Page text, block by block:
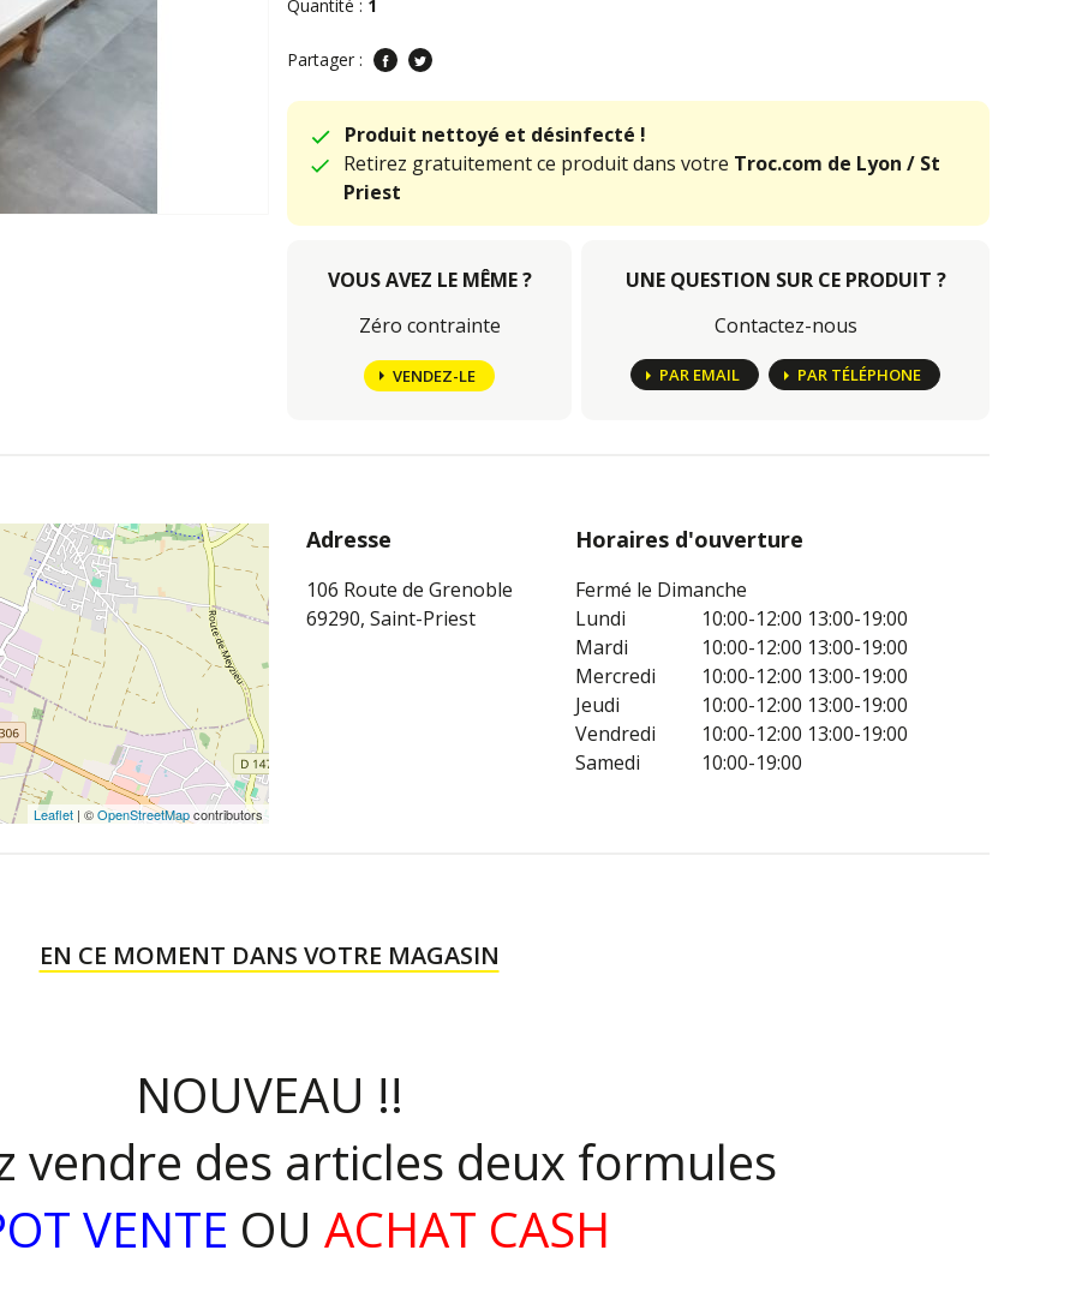
Quantité : 1
Partager :
Produit nettoyé et désinfecté !
Retirez gratuitement ce produit dans votre Troc.com de Lyon / St
Priest
VOUS AVEZ LE MÊME ?
Zéro contrainte
VENDEZ-LE
UNE QUESTION SUR CE PRODUIT ?
Contactez-nous
PAR EMAIL PAR TÉLÉPHONE
Leaflet | ©OpenStreetMapcontributors
Adresse
106 Route de Grenoble
69290, Saint-Priest
Horaires d'ouverture
Fermé le Dimanche
Lundi
10:00-12:00 13:00-19:00
Mardi
10:00-12:00 13:00-19:00
Mercredi
10:00-12:00 13:00-19:00
Jeudi
10:00-12:00 13:00-19:00
Vendredi
10:00-12:00 13:00-19:00
Samedi
10:00-19:00
EN CE MOMENT DANS VOTRE MAGASIN
NOUVEAU !!
vendre des articles deux formules
VENTE OU ACHAT CASH